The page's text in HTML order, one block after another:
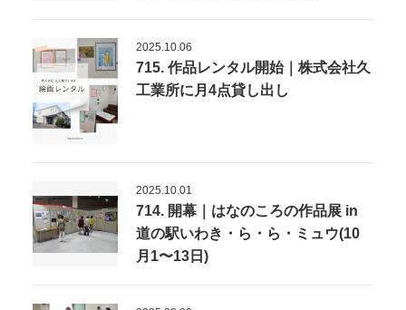
2025.10.06
715. 作品レンタル開始｜株式会社久
工業所に月4点貸し出し
2025.10.01
714. 開幕｜はなのころの作品展 in
道の駅いわき・ら・ら・ミュウ(10
月1〜13日)